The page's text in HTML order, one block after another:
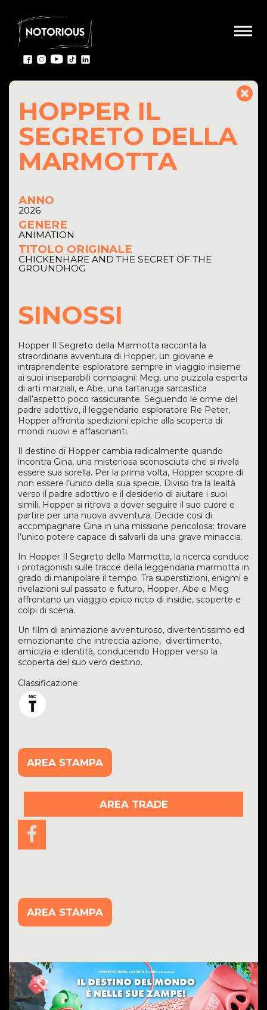
HOPPER IL
SEGRETO DELLA
MARMOTTA
ANNO
2026
GENERE
ANIMATION
TITOLO ORIGINALE
CHICKENHARE AND THE SECRET OF THE
GROUNDHOG
SINOSSI
Hopper Il Segreto della Marmotta racconta la
straordinaria avventura di Hopper, un giovane e
intraprendente esploratore sempre in viaggio insieme
ai suoi inseparabili compagni: Meg, una puzzola esperta
di arti marziali, e Abe, una tartaruga sarcastica
dall’aspetto poco rassicurante. Seguendo le orme del
padre adottivo, il leggendario esploratore Re Peter,
Hopper affronta spedizioni epiche alla scoperta di
mondi nuovi e affascinanti.
Il destino di Hopper cambia radicalmente quando
incontra Gina, una misteriosa sconosciuta che si rivela
essere sua sorella. Per la prima volta, Hopper scopre di
non essere l’unico della sua specie. Diviso tra la lealtà
verso il padre adottivo e il desiderio di aiutare i suoi
simili, Hopper si ritrova a dover seguire il suo cuore e
partire per una nuova avventura. Decide cosi di
accompagnare Gina in una missione pericolosa: trovare
l’unico potere capace di salvarli da una grave minaccia.
In Hopper Il Segreto della Marmotta, la ricerca conduce
i protagonisti sulle tracce della leggendaria marmotta in
grado di manipolare il tempo. Tra superstizioni, enigmi e
rivelazioni sul passato e futuro, Hopper, Abe e Meg
affrontano un viaggio epico ricco di insidie, scoperte e
colpi di scena.
Un film di animazione avventuroso, divertentissimo ed
emozionante che intreccia azione, divertimento,
amicizia e identità, conducendo Hopper verso la
scoperta del suo vero destino.
Classificazione:
AREA STAMPA
AREA TRADE
AREA STAMPA